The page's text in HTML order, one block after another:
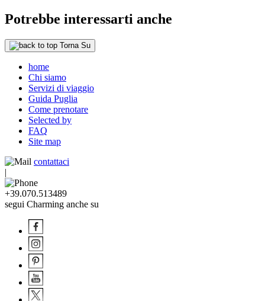
Potrebbe interessarti anche
Torna Su
home
Chi siamo
Servizi di viaggio
Guida Puglia
Come prenotare
Selected by
FAQ
Site map
contattaci
|
+39.070.513489
segui Charming anche su